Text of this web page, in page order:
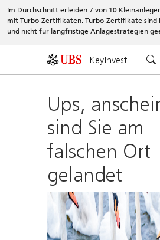
Im Durchschnitt erleiden 7 von 10
mit Turbo-Zertifikaten. Turbo-Zertifikate sind
und nicht für langfristige Anlagestrategien
KeyInvest
Ups,
sind Sie am
falschen Ort
gelandet